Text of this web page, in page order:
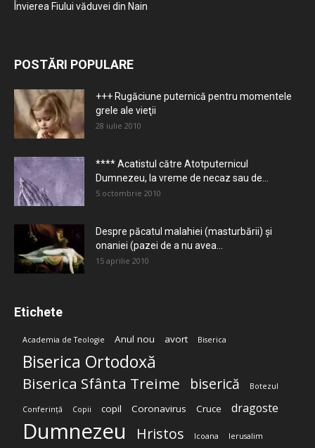
Învierea Fiului văduvei din Nain
POSTĂRI POPULARE
+++ Rugăciune puternică pentru momentele
grele ale vieţii
28 iulie 2010
**** Acatistul către Atotputernicul
Dumnezeu, la vreme de necaz sau de...
5 octombrie 2010
Despre păcatul malahiei (masturbării) şi
onaniei (pazei de a nu avea...
15 aprilie 2010
Etichete
Academia de Teologie Anul nou avort Biserica
Biserica Ortodoxă
Biserica Sfânta Treime biserică Botezul
Conferință Copii copil Coronavirus Cruce dragoste
Dumnezeu Hristos Icoana Ierusalim